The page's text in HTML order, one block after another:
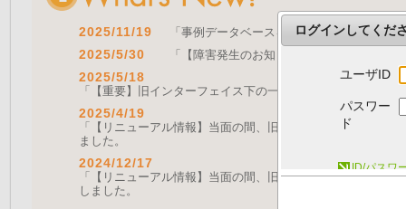
2025/11/19 「事例データベースを公開しました」 をア
2025/5/30 「【障害発生のお知らせ｜復旧済み】Web
2025/5/18
「【重要】旧インターフェイス下の一部機能の停止につい
2025/4/19
「【リニューアル情報】当面の間、旧画面をご利用いただ
ました。
2024/12/17
「【リニューアル情報】当面の間、旧画面をご利用いただ
しました。
ログインしてくだ
ユーザID
パスワー
ド
ID/パスワ